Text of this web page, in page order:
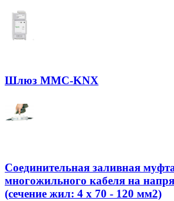
Шлюз ММС-KNX
Соединительная заливная
многожильного кабеля на
(сечение жил: 4 х 70 - 120 мм2)